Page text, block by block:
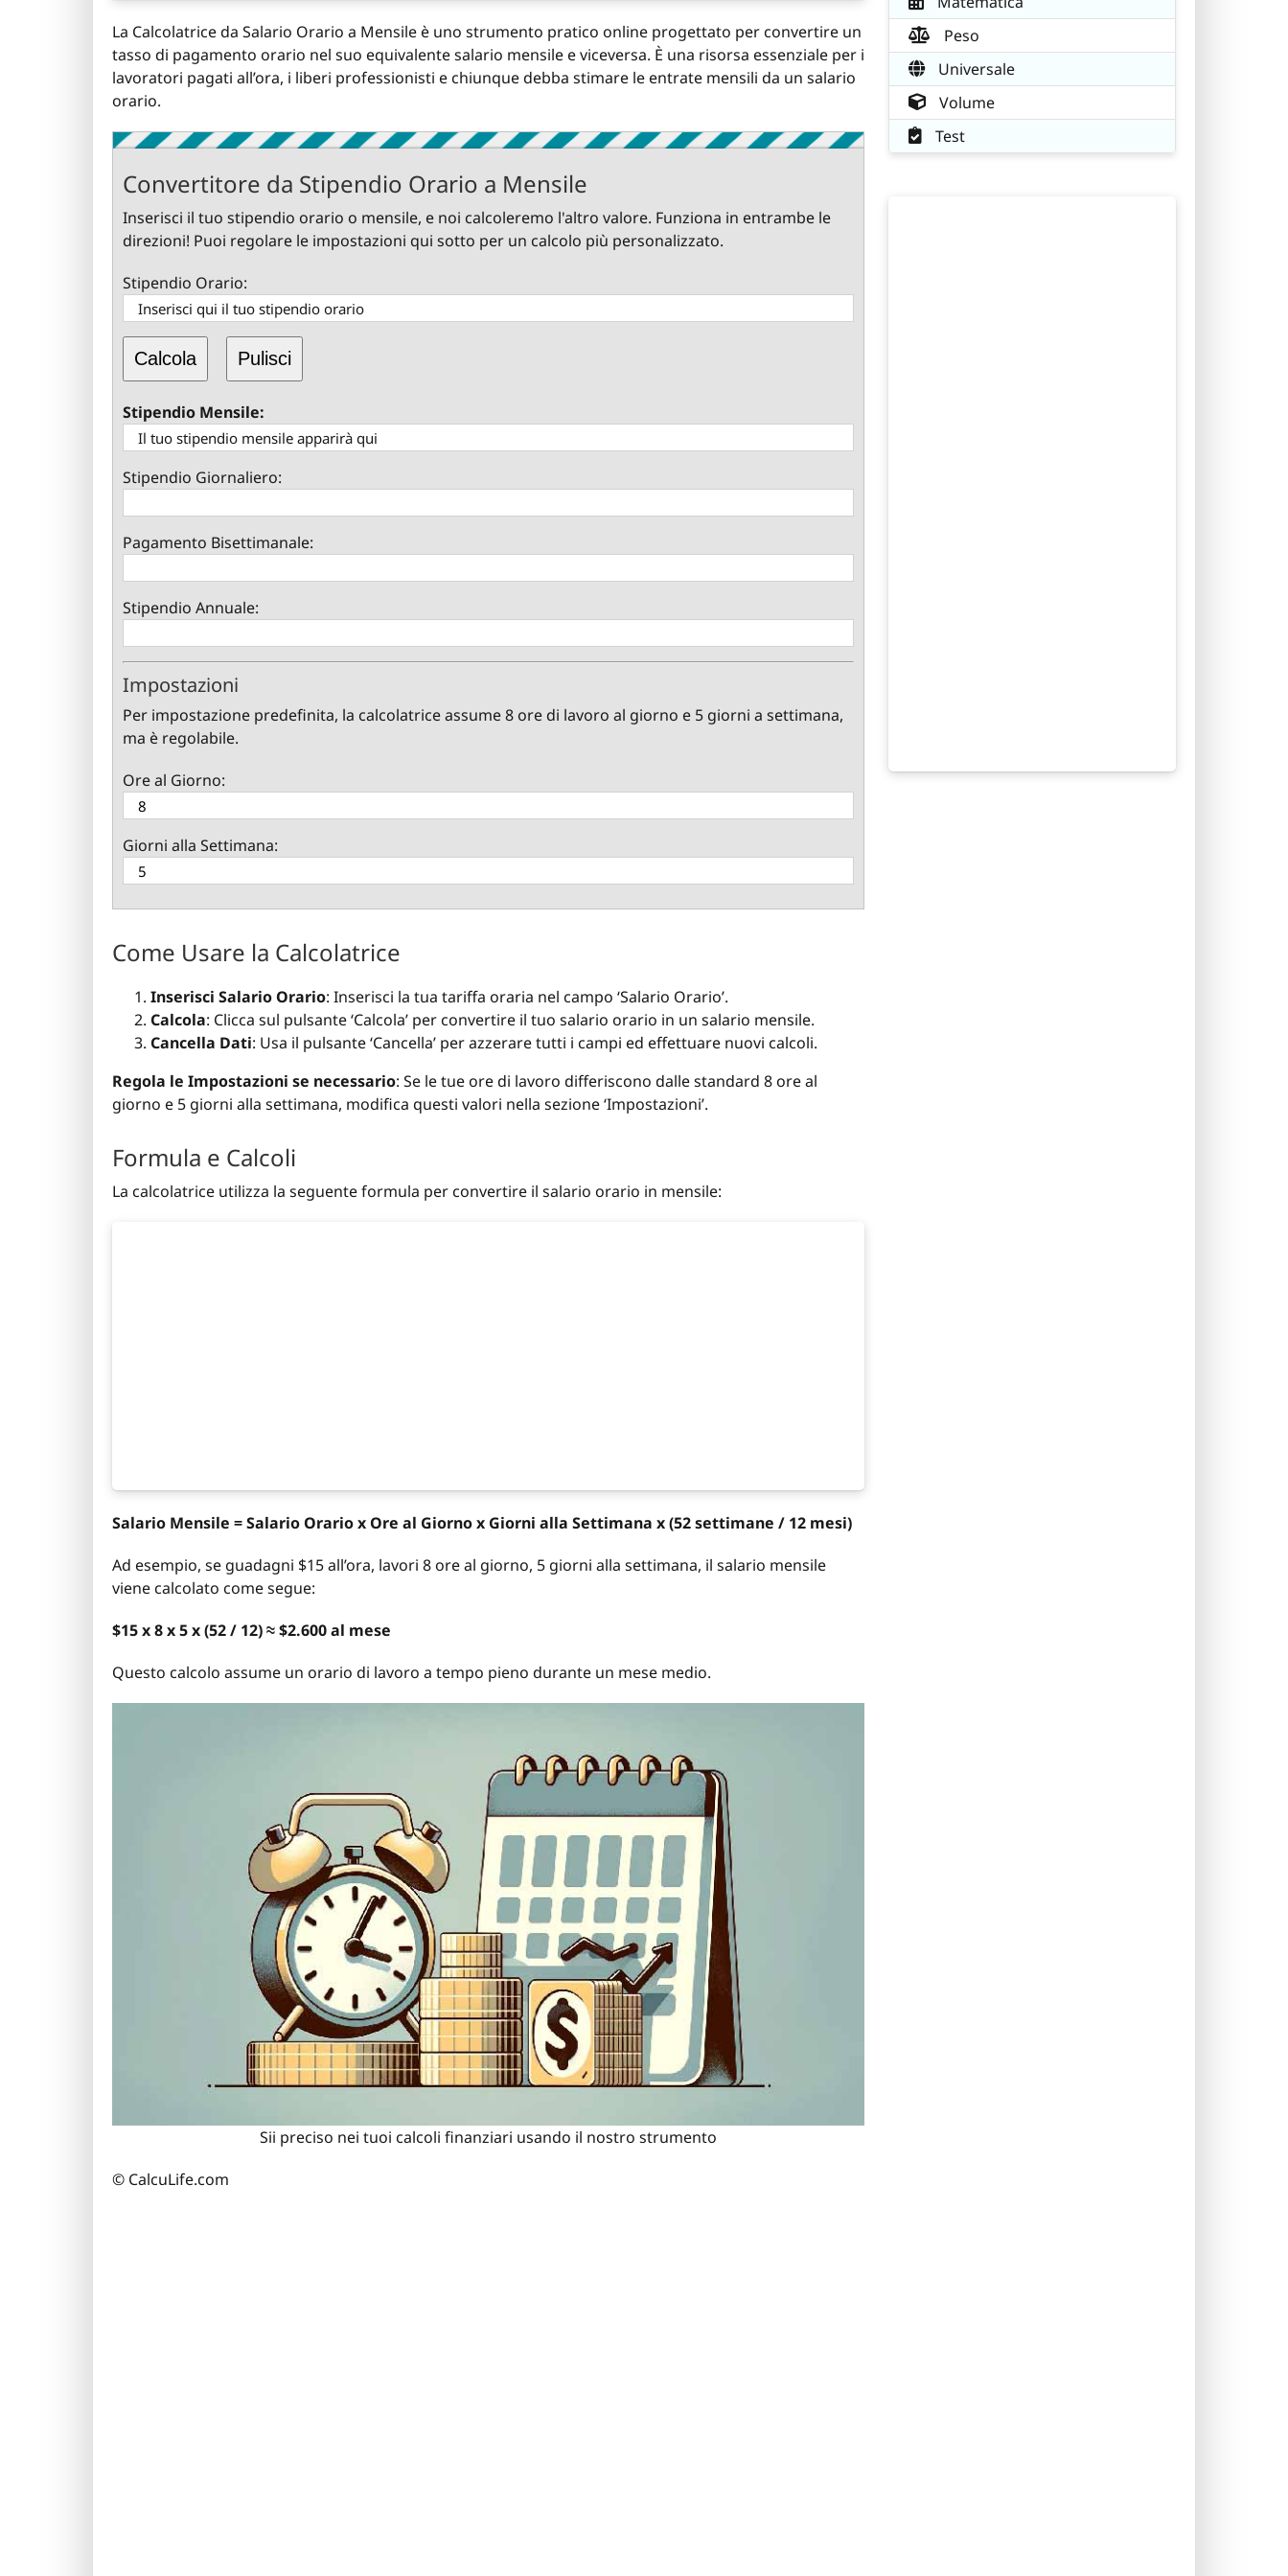
La Calcolatrice da Salario Orario a Mensile è uno strumento pratico online progettato per convertire un
tasso di pagamento orario nel suo equivalente salario mensile e viceversa. È una risorsa essenziale per i
lavoratori pagati all’ora, i liberi professionisti e chiunque debba stimare le entrate mensili da un salario
orario.
Convertitore da Stipendio Orario a Mensile
Inserisci il tuo stipendio orario o mensile, e noi calcoleremo l'altro valore. Funziona in entrambe le
direzioni! Puoi regolare le impostazioni qui sotto per un calcolo più personalizzato.
Stipendio Orario:
Calcola Pulisci
Stipendio Mensile:
Stipendio Giornaliero:
Pagamento Bisettimanale:
Stipendio Annuale:
Impostazioni
Per impostazione predefinita, la calcolatrice assume 8 ore di lavoro al giorno e 5 giorni a settimana,
ma è regolabile.
Ore al Giorno:
Giorni alla Settimana:
Come Usare la Calcolatrice
Inserisci Salario Orario: Inserisci la tua tariffa oraria nel campo ‘Salario Orario’.
Calcola: Clicca sul pulsante ‘Calcola’ per convertire il tuo salario orario in un salario mensile.
Cancella Dati: Usa il pulsante ‘Cancella’ per azzerare tutti i campi ed effettuare nuovi calcoli.
Regola le Impostazioni se necessario: Se le tue ore di lavoro differiscono dalle standard 8 ore al
giorno e 5 giorni alla settimana, modifica questi valori nella sezione ‘Impostazioni’.
Formula e Calcoli
La calcolatrice utilizza la seguente formula per convertire il salario orario in mensile:
Salario Mensile = Salario Orario x Ore al Giorno x Giorni alla Settimana x (52 settimane / 12 mesi)
Ad esempio, se guadagni $15 all’ora, lavori 8 ore al giorno, 5 giorni alla settimana, il salario mensile
viene calcolato come segue:
$15 x 8 x 5 x (52 / 12) ≈ $2.600 al mese
Questo calcolo assume un orario di lavoro a tempo pieno durante un mese medio.
Sii preciso nei tuoi calcoli finanziari usando il nostro strumento
© CalcuLife.com
Peso
Universale
Volume
Test